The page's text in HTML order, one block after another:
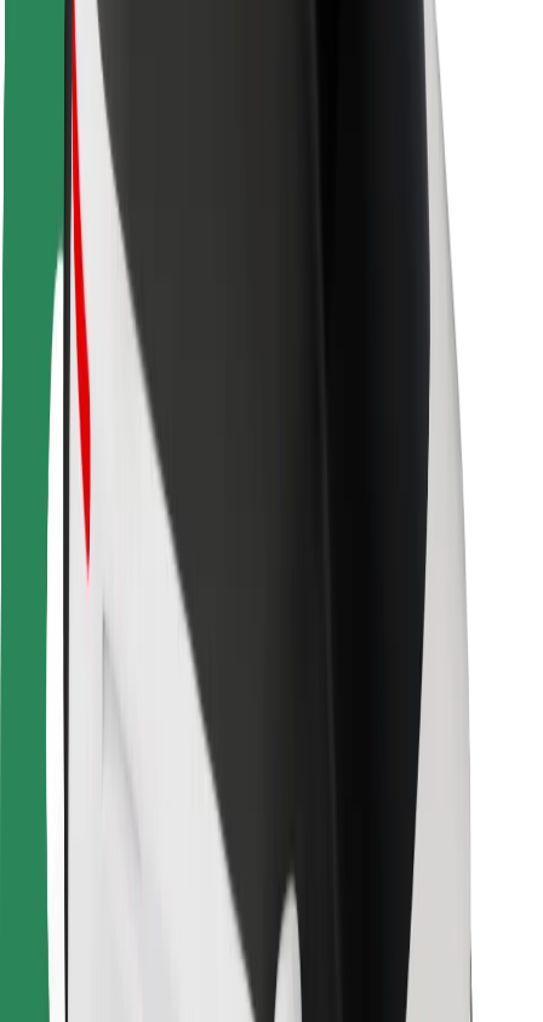
Varnost skirojev
Varnostni kotiček
Mesta
Lokacije
Rešitve za mesto
Letališča
Bolt polnilne postaje
Pomoč
Za potnike
Za voznike
Za dostavljavce
Bolt Food
Za lastnike voznih parkov
Za restavracije
Bolt za podjetja
Pogoji poslovanja
Do vožnje v nekaj minutah!